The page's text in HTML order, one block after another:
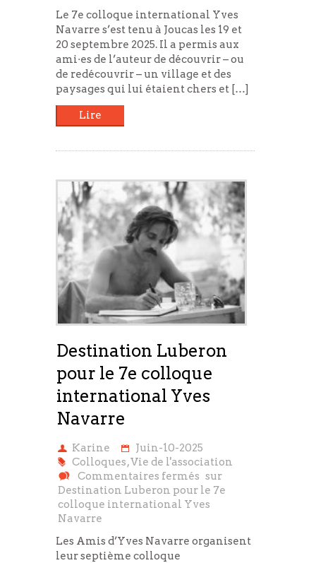
Le 7e colloque international Yves
Navarre s’est tenu à Joucas les 19 et
20 septembre 2025. Il a permis aux
ami·es de l’auteur de découvrir – ou
de redécouvrir – un village et des
paysages qui lui étaient chers et […]
Lire
Destination Luberon
pour le 7e colloque
international Yves
Navarre
Karine
Juin-10-2025
Colloques,Vie de l'association
Commentaires fermés sur
Destination Luberon pour le 7e
colloque international Yves
Navarre
Les Amis d’Yves Navarre organisent
leur septième colloque